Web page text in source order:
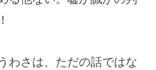
わさは、ただの話ではな